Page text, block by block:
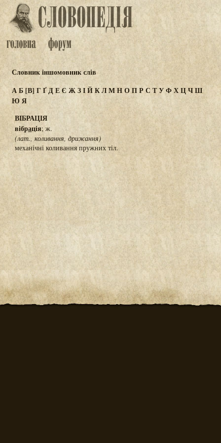
Словник іншомовник слів
АБ [В] ГҐДЕЄ ЖЗІЙКЛМНОПР С ТУФХЦЧШ
Ю Я
ВІБРАЦІЯ
вібрація; ж.
(лат., коливання, дрижання)
механічні коливання пружних тіл.